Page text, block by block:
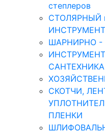
степлеров
СТОЛЯРНЫЙ
ИНСТРУМЕНТ
ШАРНИРНО -
САНТЕХНИКА
СКОТЧИ,
ПЛЕНКИ